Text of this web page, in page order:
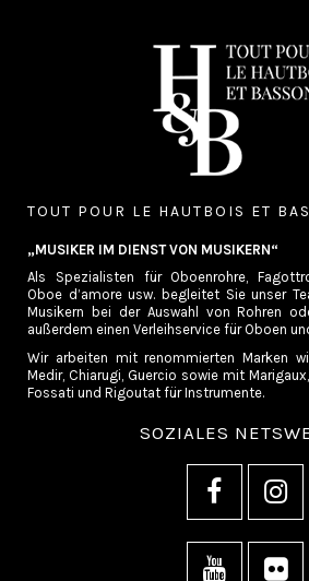
TOUT POUR LE HAUTBOIS ET
„MUSIKER IM DIENST VON MUSIKERN“
Als Spezialisten für Oboenrohre,
Oboe d’amore usw. begleitet Sie unser
Musikern bei der Auswahl von Rohren
außerdem einen Verleihservice für Oboen
Wir arbeiten mit renommierten Marken
Medir, Chiarugi, Guercio sowie mit
Fossati und Rigoutat für Instrumente.
SOZIALES